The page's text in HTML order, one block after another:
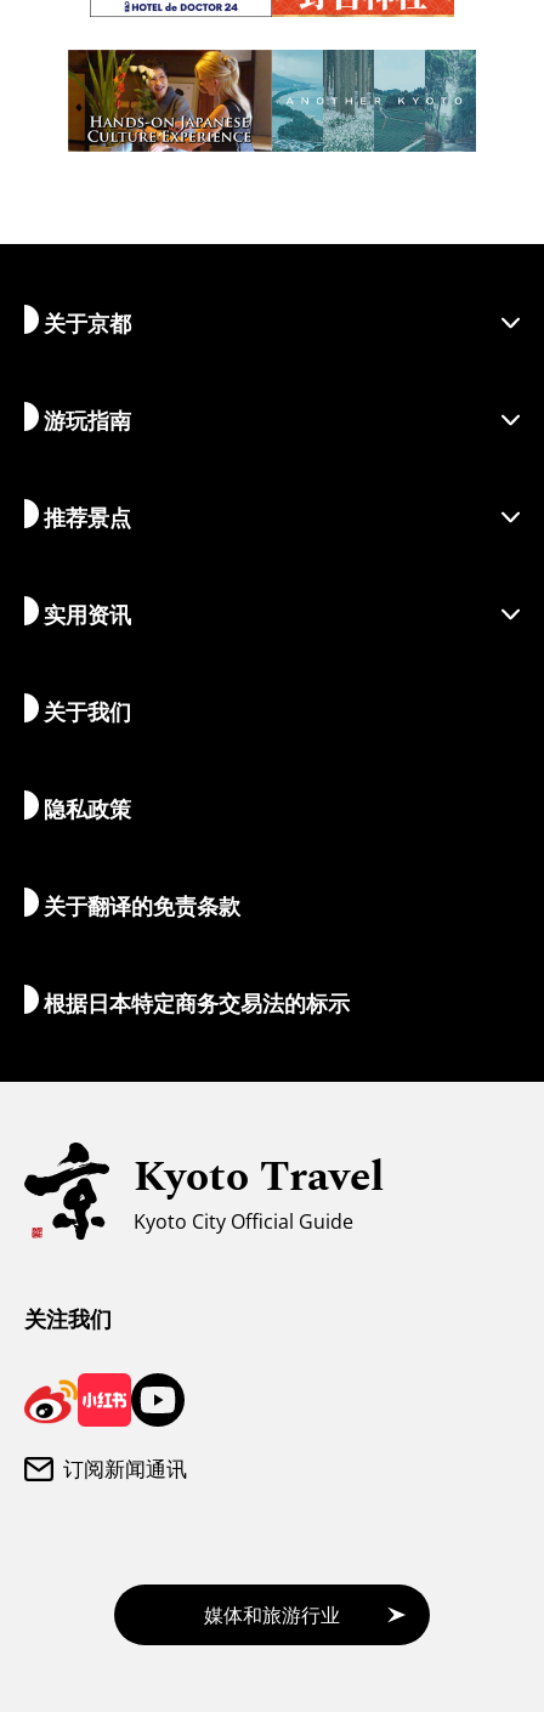
关于京都
探寻京都
季节资讯
可持续旅游
游玩指南
旅行灵感
体验活动
艺术与文化
清晨与夜间观光
住宿推荐
推荐景点
目的地
推荐行程
实用资讯
畅游京都
地图和工具
翻译导游
外币兑换/税金
无障碍旅游
穆斯林友好环境
气候和服装
关于我们
隐私政策
关于翻译的免责条款
根据日本特定商务交易法的标示
Kyoto Travel
Kyoto City Official Guide
关注我们
订阅新闻通讯
媒体和旅游行业